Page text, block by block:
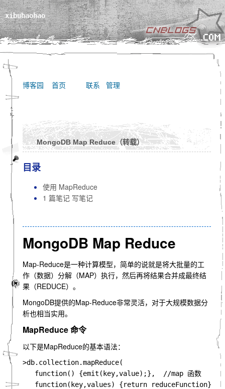
xibuhaohao
博客园 首页 联系 管理
MongoDB Map Reduce（转载）
目录
使用 MapReduce
1 篇笔记 写笔记
MongoDB Map Reduce
Map-Reduce是一种计算模型，简单的说就是将大批量的工
作（数据）分解（MAP）执行，然后再将结果合并成最终结
果（REDUCE）。
MongoDB提供的Map-Reduce非常灵活，对于大规模数据分
析也相当实用。
MapReduce 命令
以下是MapReduce的基本语法：
>db. collection.mapReduce(
function() {emit ( key,value);},
//map 函数
function( key,values) {return reduceFunction},